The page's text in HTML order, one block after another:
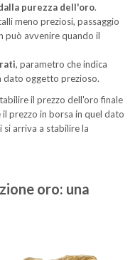
purezza dell'oro.
meno preziosi, passaggio
può avvenire quando il
, parametro che indica
dato oggetto prezioso.
il prezzo dell'oro finale
prezzo in borsa in quel dato
arriva a stabilire la
oro: una